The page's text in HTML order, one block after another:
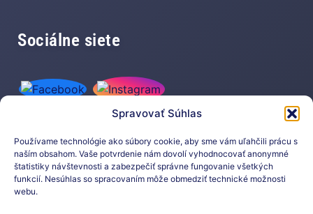
Spravovať Súhlas
Používame technológie ako súbory cookie, aby sme vám uľahčili prácu s
naším obsahom. Vaše potvrdenie nám dovolí vyhodnocovať anonymné
štatistiky návštevnosti a zabezpečiť správne fungovanie všetkých
funkcií. Nesúhlas so spracovaním môže obmedziť technické možnosti
webu.
Sociálne siete
Prihláste sa na odber nášho